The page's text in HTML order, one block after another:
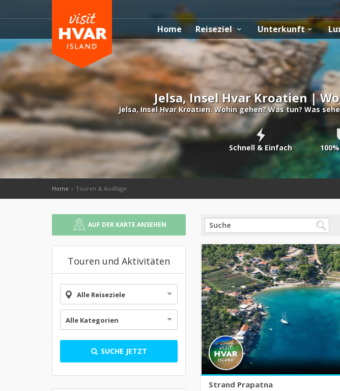
Home Reiseziel Unterkunft
Jelsa, Insel Hvar Kroatien |
Jelsa, Insel Hvar Kroatien. Wohin gehen? Was tun? Was
Schnell & Einfach
Home Touren & Ausflüge
AUF DER KARTE ANSEHEN
Touren und Aktivitäten
Alle Reiseziele
Alle Kategorien
SUCHE JETZT
Strand Prapatna